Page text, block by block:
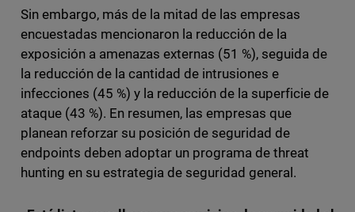
Sin embargo, más de la mitad de las empresas
encuestadas mencionaron la reducción de la
exposición a amenazas externas (51 %), seguida de
la reducción de la cantidad de intrusiones e
infecciones (45 %) y la reducción de la superficie de
ataque (43 %). En resumen, las empresas que
planean reforzar su posición de seguridad de
endpoints deben adoptar un programa de threat
hunting en su estrategia de seguridad general.